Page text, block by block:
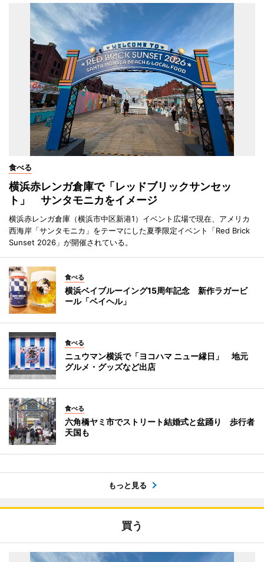
食べる
横浜赤レンガ倉庫で「レッドブリックサンセッ
ト」 サンタモニカをイメージ
横浜赤レンガ倉庫（横浜市中区新港1）イベント広場で現在、アメリカ
西海岸「サンタモニカ」をテーマにした夏季限定イベント「Red Brick
Sunset 2026」が開催されている。
食べる
横浜ベイブルーイング15周年記念 新作ラガービ
ール「ベイヘル」
食べる
ニュウマン横浜で「ヨコハマ ニュー縁日」 地元
グルメ・グッズなど出店
食べる
六角橋ヤミ市でストリート結婚式と盆踊り 歩行者
天国も
もっと見る
買う